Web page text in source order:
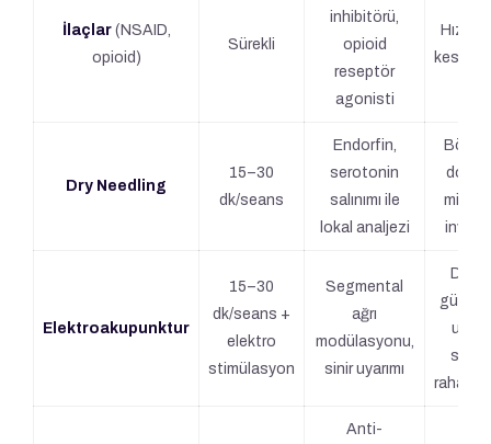
İlaçlar(NSAID,
opio­id)
Sürekli
inhibitörü,
opioid
reseptör
agonisti
Hızlı
kesici
Dry Needling
15–30
dk/seans
Endorfin,
serotonin
salınımı ile
lokal analjezi
dostu,
Elektroakupunktur
15–30
dk/seans +
elektro
stimülasyon
Segmental
ağrı
modülasyonu,
sinir uyarımı
Daha
güçlü
uzun
süreli
Anti-